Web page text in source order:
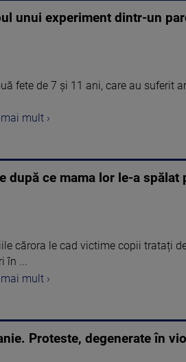
unui experiment dintr-un
fete de 7 și 11 ani, care au suferit
mult ›
după ce mama lor le-a
cărora le cad victime copii tratați
în ...
mult ›
Proteste, degenerate în